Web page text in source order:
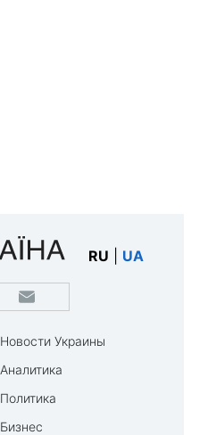
RU UA
Новости Украины
Аналитика
Политика
Бизнес